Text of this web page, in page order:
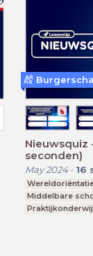
Nieuwsquiz
seconden)
May 2024- 16
Middelbare